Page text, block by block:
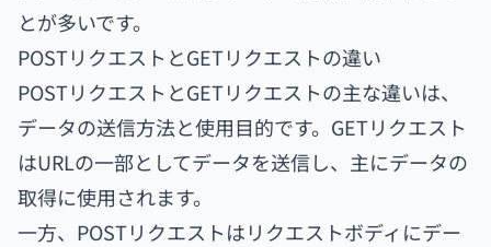
とが多いです。
POSTリクエストとGETリクエストの違い
POSTリクエストとGETリクエストの主な違いは、
データの送信方法と使用目的です。GETリクエスト
はURLの一部としてデータを送信し、主にデータの
取得に使用されます。
一方、POSTリクエストはリクエストボディにデー